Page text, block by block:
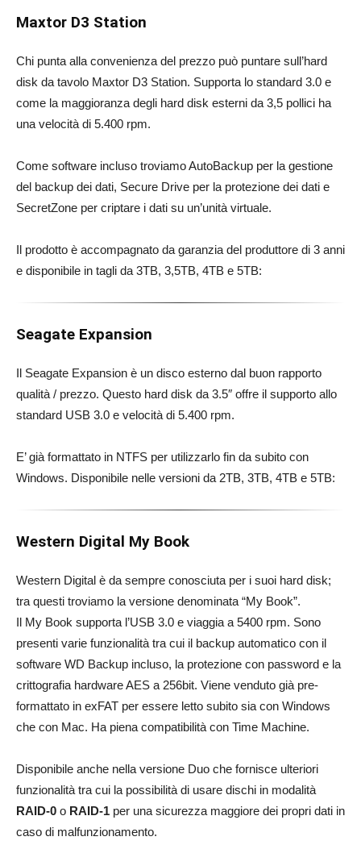
Maxtor D3 Station
Chi punta alla convenienza del prezzo può puntare sull’hard
disk da tavolo Maxtor D3 Station. Supporta lo standard 3.0 e
come la maggioranza degli hard disk esterni da 3,5 pollici ha
una velocità di 5.400 rpm.
Come software incluso troviamo AutoBackup per la gestione
del backup dei dati, Secure Drive per la protezione dei dati e
SecretZone per criptare i dati su un’unità virtuale.
Il prodotto è accompagnato da garanzia del produttore di 3 anni
e disponibile in tagli da 3TB, 3,5TB, 4TB e 5TB:
Seagate Expansion
Il Seagate Expansion è un disco esterno dal buon rapporto
qualità / prezzo. Questo hard disk da 3.5″ offre il supporto allo
standard USB 3.0 e velocità di 5.400 rpm.
E’ già formattato in NTFS per utilizzarlo fin da subito con
Windows. Disponibile nelle versioni da 2TB, 3TB, 4TB e 5TB:
Western Digital My Book
Western Digital è da sempre conosciuta per i suoi hard disk;
tra questi troviamo la versione denominata “My Book”.
Il My Book supporta l’USB 3.0 e viaggia a 5400 rpm. Sono
presenti varie funzionalità tra cui il backup automatico con il
software WD Backup incluso, la protezione con password e la
crittografia hardware AES a 256bit. Viene venduto già pre-
formattato in exFAT per essere letto subito sia con Windows
che con Mac. Ha piena compatibilità con Time Machine.
Disponibile anche nella versione Duo che fornisce ulteriori
funzionalità tra cui la possibilità di usare dischi in modalità
RAID-0 o RAID-1 per una sicurezza maggiore dei propri dati in
caso di malfunzionamento.